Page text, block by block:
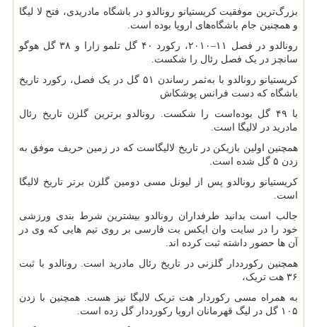
بزرگ‌ترین موفقیت کریستیانو رونالدو در باشگاه مادریدی، فتح لا لیگا
و همچنین جام باشگاه‌های اروپا بوده است.
رونالدو در فصل ۱۱–۲۰۱۰، رکورد ۴۰ گل تلمو زارا و ۳۸ گل هوگو
سانچز در یک فصل رئال را شکست.
کریستیانو رونالدو با به‌ثمر رساندن ۵۱ گل در یک فصل، رکورد تاریخ
باشگاه که دست فرانس پوشکاش
با ۴۹ گل بوده‌است را شکست. رونالدو برترین گلزن تاریخ رئال
مادرید در لالیگا است.
همچنین اولین بازیکن در تاریخ لالیگاست که در زمین حریف موفق به
زدن ۵ گل شده است.
کریستیانو رونالدو پس از لیونل مسی دومین گلزن برتر تاریخ لالیگا
است.
جالب است بدانید طرفداران رونالدو بیشترین شرط بندی ورزشی
خود را در سایت وان ایکس بت فارسی بر روی تیم هایی که وی در
آن ها حضور داشته ثبت کرده اند.
همچنین رکورددار گلزنی در تاریخ رئال مادرید است. رونالدو با ثبت
۳۶ هت تریک،
به همراه مسی رکوردار هت تریک لالیگا نیز هست. همچنین با زدن
۱۰۵ گل در لیگ قهرمانان اروپا رکورددار گل زده است.